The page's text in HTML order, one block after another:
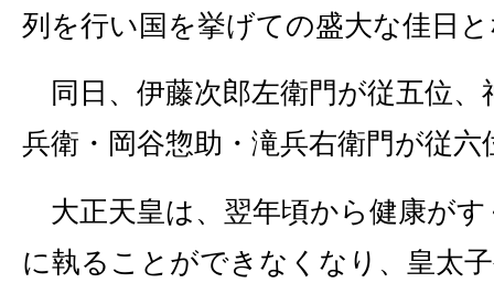
列を行い国を挙げての盛大な佳日
同日、伊藤次郎左衛門が従五位、
兵衛・岡谷惣助・滝兵右衛門が従
大正天皇は、翌年頃から健康が
に執ることができなくなり、皇太